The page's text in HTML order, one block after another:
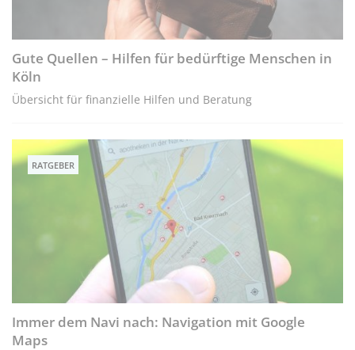
Gute Quellen – Hilfen für bedürftige Menschen in
Köln
Übersicht für finanzielle Hilfen und Beratung
RATGEBER
Immer dem Navi nach: Navigation mit Google
Maps